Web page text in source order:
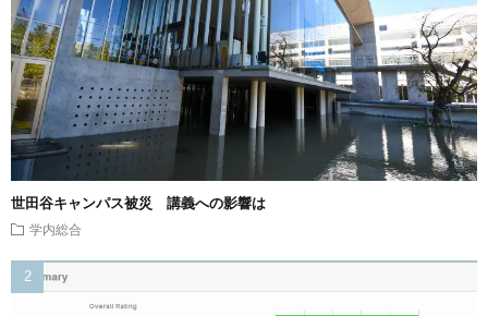
世田谷キャンパス被災 講義への影響は
学内総合